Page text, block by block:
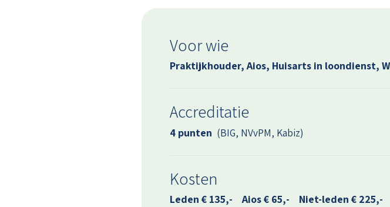
Voor wie
Praktijkhouder, Aios, Huisarts in loondienst,
Accreditatie
4 punten (BIG, NVvPM, Kabiz)
Kosten
Leden € 135,- Aios € 65,-
Niet-leden € 225,-